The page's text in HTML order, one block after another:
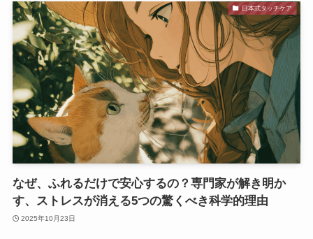
日本式タッチケア
なぜ、ふれるだけで安心するの？専門家が解き明か
す、ストレスが消える5つの驚くべき科学的理由
2025年10月23日